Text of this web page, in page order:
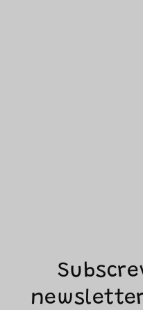
newsletter